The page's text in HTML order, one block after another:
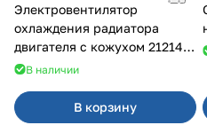
Электровентилятор
охлаждения радиатора
двигателя с кожухом 21214
2121-21213 ВАЛЕЕ 95
В наличии
В корзину